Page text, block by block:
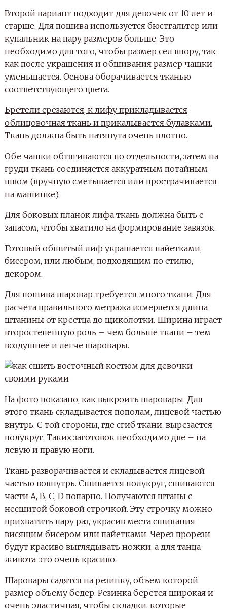
Второй вариант подходит для девочек от 10 лет и
старше. Для пошива используется бюстгальтер или
купальник на пару размеров больше. Это
необходимо для того, чтобы размер сел впору, так
как после украшения и обшивания размер чашки
уменьшается. Основа оборачивается тканью
соответствующего цвета.
Бретели срезаются, к лифу прикладывается
облицовочная ткань и прикалывается булавками.
Ткань должна быть натянута очень плотно.
Обе чашки обтягиваются по отдельности, затем на
груди ткань соединяется аккуратным потайным
швом (вручную сметывается или прострачивается
на машинке).
Для боковых планок лифа ткань должна быть с
запасом, чтобы хватило на формирование завязок.
Готовый обшитый лиф украшается пайетками,
бисером, или любым, подходящим по стилю,
декором.
Для пошива шаровар требуется много ткани. Для
расчета правильного метража измеряется длина
штанины от крестца до щиколотки. Ширина играет
второстепенную роль – чем больше ткани – тем
воздушнее и легче шаровары.
На фото показано, как выкроить шаровары. Для
этого ткань складывается пополам, лицевой частью
внутрь. С той стороны, где сгиб ткани, вырезается
полукруг. Таких заготовок необходимо две – на
левую и правую ноги.
Ткань разворачивается и складывается лицевой
частью вовнутрь. Сшивается полукруг, сшиваются
части A, B, C, D попарно. Получаются штаны с
несшитой боковой строчкой. Эту строчку можно
прихватить пару раз, украсив места сшивания
висящим бисером или пайетками. Через прорези
будут красиво выглядывать ножки, а для танца
живота это очень красиво.
Шаровары садятся на резинку, объем которой
размер объему бедер. Резинка берется широкая и
очень эластичная, чтобы складки, которые